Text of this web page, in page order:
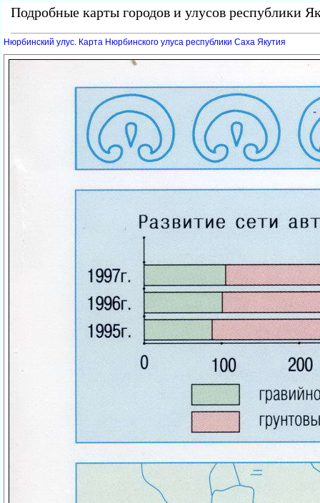
Подробные карты городов и улусов республики
Нюрбинский улус. Карта Нюрбинского улуса республики Саха Якутия